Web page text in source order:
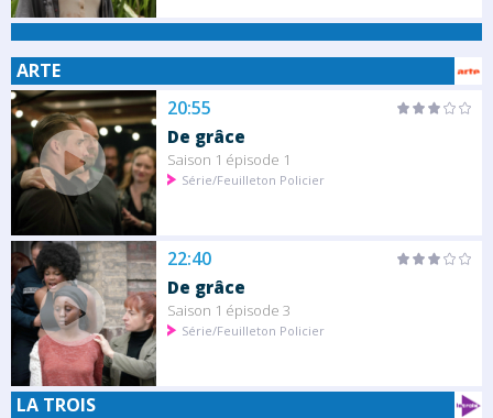
ARTE
20:55
De grâce
Saison 1 épisode 1
Série/Feuilleton Policier
22:40
De grâce
Saison 1 épisode 3
Série/Feuilleton Policier
LA TROIS